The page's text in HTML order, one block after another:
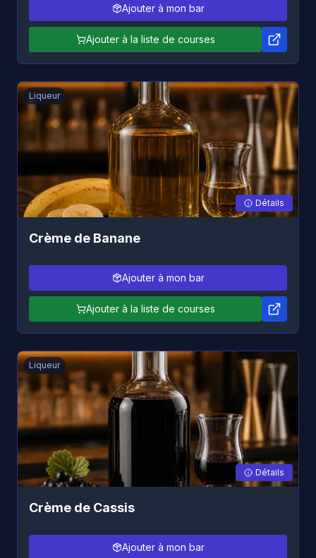
Ajouter à mon bar
Ajouter à la liste de courses
Liqueur
Détails
Crème de Banane
Ajouter à mon bar
Ajouter à la liste de courses
Liqueur
Détails
Crème de Cassis
Ajouter à mon bar